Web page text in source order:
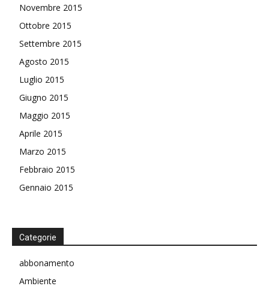
Novembre 2015
Ottobre 2015
Settembre 2015
Agosto 2015
Luglio 2015
Giugno 2015
Maggio 2015
Aprile 2015
Marzo 2015
Febbraio 2015
Gennaio 2015
Categorie
abbonamento
Ambiente